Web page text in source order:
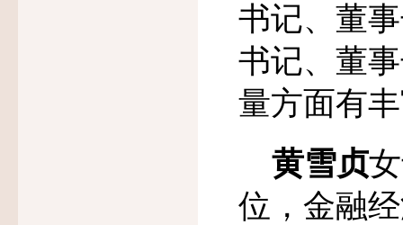
书记、董
书记、董
量方面有
黄雪贞
位，金融